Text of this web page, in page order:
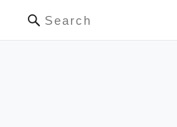
Search